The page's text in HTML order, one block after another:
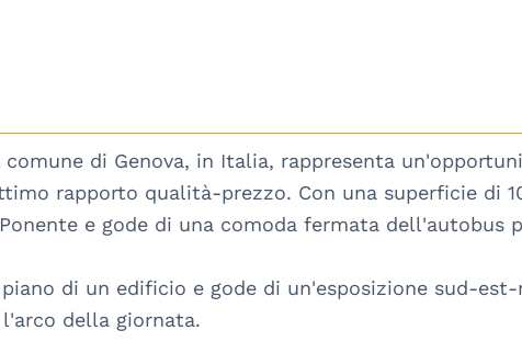
di Genova, in Italia, rappresenta
rapporto qualità-prezzo. Con una superficie di
e gode di una comoda fermata dell'autobus
di un edificio e gode di un'esposizione sud-est-
della giornata.